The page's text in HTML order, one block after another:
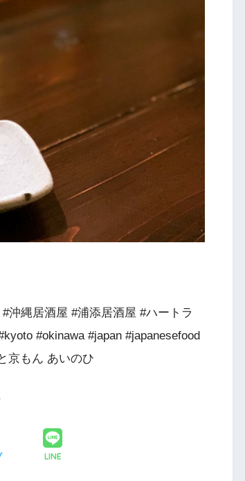
沖縄居酒屋 #浦添居酒屋 #ハートラ
#okinawa #japan #japanesefood
京もん あいのひ
LINE